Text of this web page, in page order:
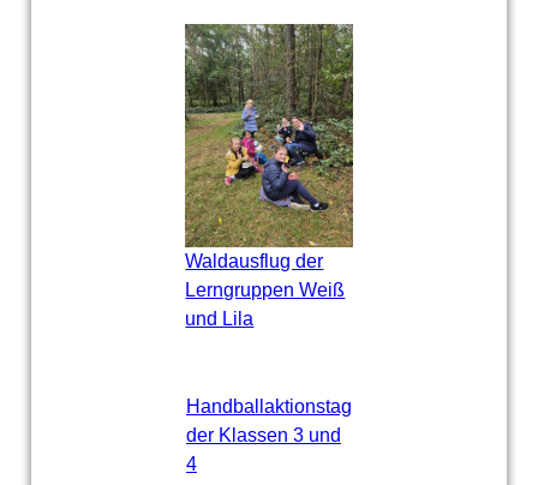
Waldausflug der
Lerngruppen Weiß
und Lila
Handballaktionstag
der Klassen 3 und
4